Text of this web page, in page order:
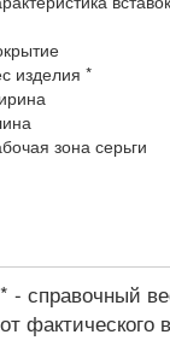
изделия *
зона серьги
* - справочный
от фактического